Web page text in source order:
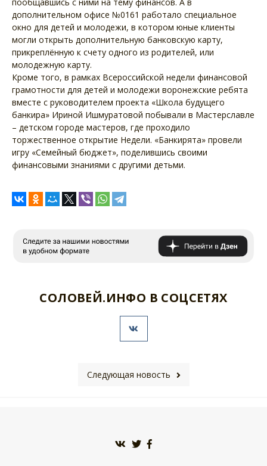
дополнительном офисе №0161 работало специальное
окно для детей и молодежи, в котором юные клиенты
могли открыть дополнительную банковскую карту,
прикреплённую к счету одного из родителей, или
молодежную карту.
Кроме того, в рамках Всероссийской недели финансовой
грамотности для детей и молодежи воронежские ребята
вместе с руководителем проекта «Школа будущего
банкира» Ириной Ишмуратовой побывали в Мастерславле
– детском городе мастеров, где проходило
торжественное открытие Недели. «Банкирята» провели
игру «Семейный бюджет», поделившись своими
финансовыми знаниями с другими детьми.
СОЛОВЕЙ.ИНФО В СОЦСЕТЯХ
Следующая новость